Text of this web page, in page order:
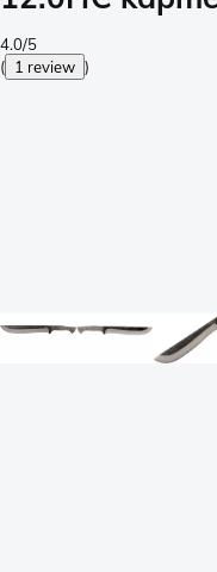
4.0/5
( 1 review )